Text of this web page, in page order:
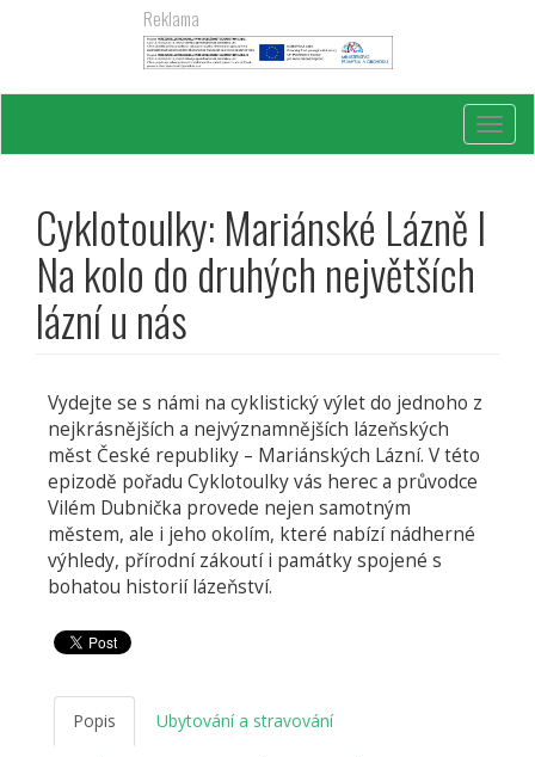
Reklama
Cyklotoulky: Mariánské Lázně I
Na kolo do druhých největších
lázní u nás
Vydejte se s námi na cyklistický výlet do jednoho z
nejkrásnějších a nejvýznamnějších lázeňských
měst České republiky – Mariánských Lázní. V této
epizodě pořadu Cyklotoulky vás herec a průvodce
Vilém Dubnička provede nejen samotným
městem, ale i jeho okolím, které nabízí nádherné
výhledy, přírodní zákoutí i památky spojené s
bohatou historií lázeňství.
Popis Ubytování a stravování